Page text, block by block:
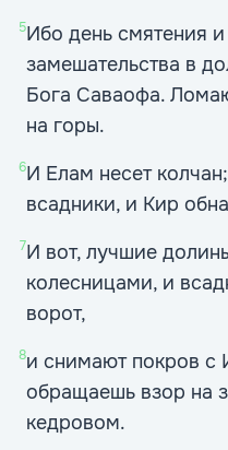
5Ибо день смятения
замешательства в
Бога Саваофа.
на горы.
6И Елам несет
всадники, и Кир
7И вот, лучшие
колесницами, и
ворот,
8и снимают покров с
обращаешь взор на
кедровом.